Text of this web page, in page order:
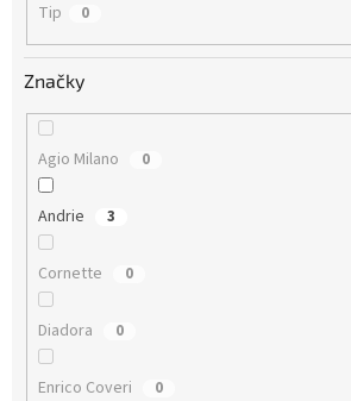
Tip 0
Značky
Agio Milano 0
Andrie 3
Cornette 0
Diadora 0
Enrico Coveri 0